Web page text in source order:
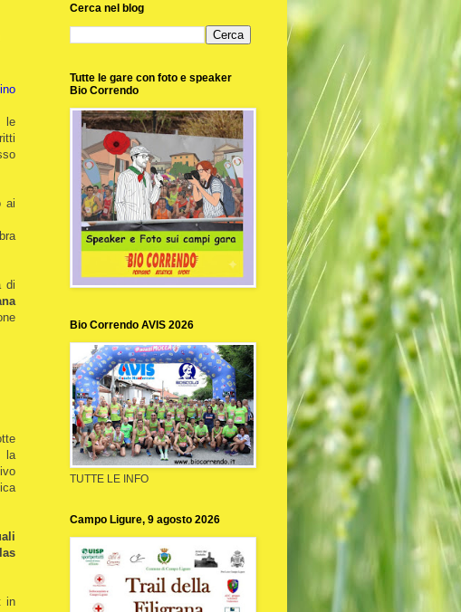
le
ai
di
la
in
Cerca nel blog
Tutte le gare con foto e speaker
Bio Correndo
Bio Correndo AVIS 2026
TUTTE LE INFO
Campo Ligure, 9 agosto 2026